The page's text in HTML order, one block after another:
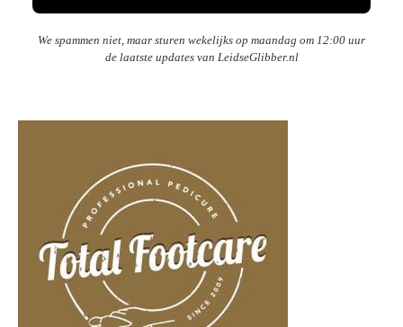
We spammen niet, maar sturen wekelijks op maandag om 12:00 uur
de laatste updates van LeidseGlibber.nl